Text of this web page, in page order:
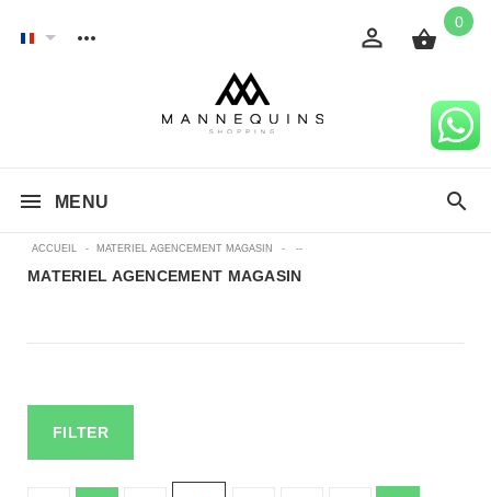
0
MENU
ACCUEIL - MATERIEL AGENCEMENT MAGASIN - --
MATERIEL AGENCEMENT MAGASIN
FILTER